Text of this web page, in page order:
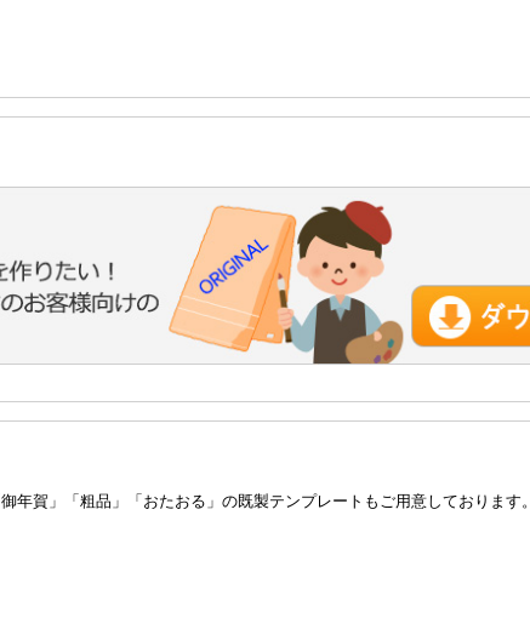
賀」「粗品」「おたおる」の既製テンプレートもご用意しております。